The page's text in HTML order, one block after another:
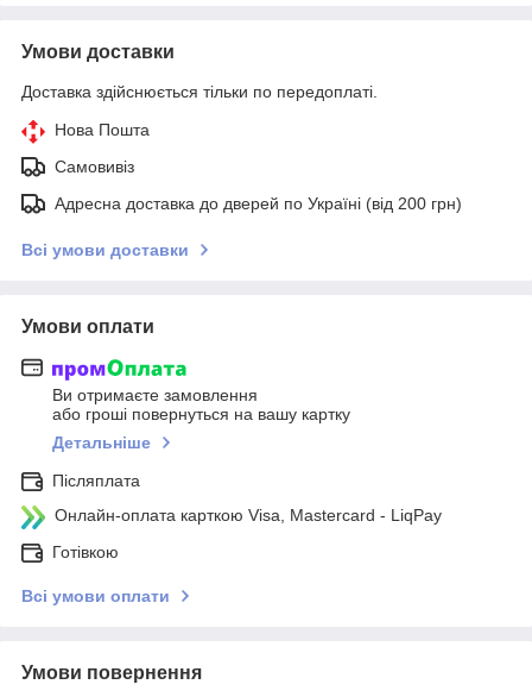
Умови доставки
Доставка здійснюється тільки по передоплаті.
Нова Пошта
Самовивіз
Адресна доставка до дверей по Україні (від 200 грн)
Всі умови доставки
Умови оплати
Ви отримаєте замовлення
або гроші повернуться на вашу картку
Детальніше
Післяплата
Онлайн-оплата карткою Visa, Mastercard - LiqPay
Готівкою
Всі умови оплати
Умови повернення